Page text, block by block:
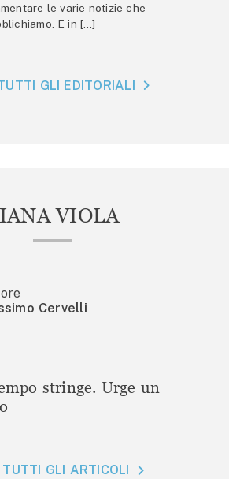
le varie notizie che
E in […]
GLI EDITORIALI
VIOLA
Cervelli
stringe. Urge un
TUTTI GLI ARTICOLI